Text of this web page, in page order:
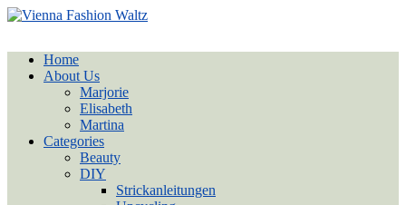
Home
About Us
Marjorie
Elisabeth
Martina
Categories
Beauty
DIY
Strickanleitungen